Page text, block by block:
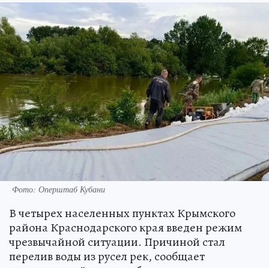
Фото: Оперштаб Кубани
В четырех населенных пунктах Крымского
района Краснодарского края введен режим
чрезвычайной ситуации. Причиной стал
перелив воды из русел рек, сообщает